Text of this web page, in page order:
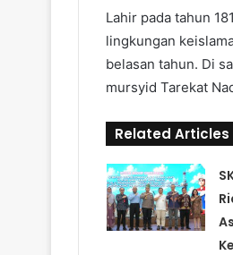
Lahir pada tahun
lingkungan
belasan tahun. Di
mursyid Tarekat
Related Articles